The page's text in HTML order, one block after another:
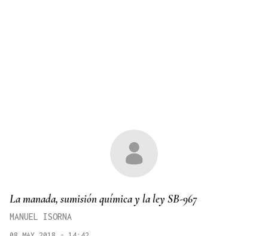
La manada, sumisión química y la ley SB-967
MANUEL ISORNA